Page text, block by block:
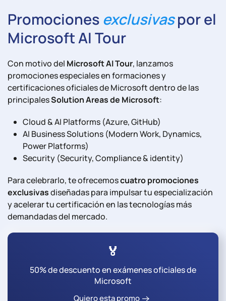
Promociones exclusivaspor el
Microsoft AI Tour
Con motivo del Microsoft AI Tour, lanzamos
promociones especiales en formaciones y
certificaciones oficiales de Microsoft dentro de las
principalesSolution Areas de Microsoft:
Cloud & AI Platforms (Azure, GitHub)
AI Business Solutions (Modern Work, Dynamics,
Power Platforms)
Security (Security, Compliance & identity)
Para celebrarlo, te ofrecemoscuatro promociones
exclusivasdiseñadas para impulsar tu especialización
y acelerar tu certificación en las tecnologías más
demandadas del mercado.
🏅
50% de descuento en exámenes oficiales de
Microsoft
Quiero esta promo